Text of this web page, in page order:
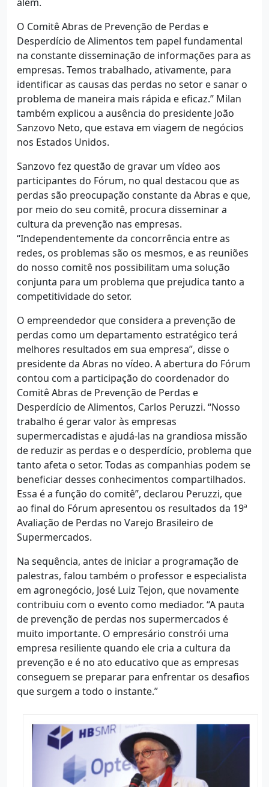
O Comitê Abras de Prevenção de Perdas e
Desperdício de Alimentos tem papel fundamental
na constante disseminação de informações para as
empresas. Temos trabalhado, ativamente, para
identificar as causas das perdas no setor e sanar o
problema de maneira mais rápida e eficaz.” Milan
também explicou a ausência do presidente João
Sanzovo Neto, que estava em viagem de negócios
nos Estados Unidos.
Sanzovo fez questão de gravar um vídeo aos
participantes do Fórum, no qual destacou que as
perdas são preocupação constante da Abras e que,
por meio do seu comitê, procura disseminar a
cultura da prevenção nas empresas.
“Independentemente da concorrência entre as
redes, os problemas são os mesmos, e as reuniões
do nosso comitê nos possibilitam uma solução
conjunta para um problema que prejudica tanto a
competitividade do setor.
O empreendedor que considera a prevenção de
perdas como um departamento estratégico terá
melhores resultados em sua empresa”, disse o
presidente da Abras no vídeo. A abertura do Fórum
contou com a participação do coordenador do
Comitê Abras de Prevenção de Perdas e
Desperdício de Alimentos, Carlos Peruzzi. “Nosso
trabalho é gerar valor às empresas
supermercadistas e ajudá-las na grandiosa missão
de reduzir as perdas e o desperdício, problema que
tanto afeta o setor. Todas as companhias podem se
beneficiar desses conhecimentos compartilhados.
Essa é a função do comitê”, declarou Peruzzi, que
ao final do Fórum apresentou os resultados da 19ª
Avaliação de Perdas no Varejo Brasileiro de
Supermercados.
Na sequência, antes de iniciar a programação de
palestras, falou também o professor e especialista
em agronegócio, José Luiz Tejon, que novamente
contribuiu com o evento como mediador. “A pauta
de prevenção de perdas nos supermercados é
muito importante. O empresário constrói uma
empresa resiliente quando ele cria a cultura da
prevenção e é no ato educativo que as empresas
conseguem se preparar para enfrentar os desafios
que surgem a todo o instante.”